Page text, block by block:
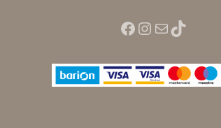
Facebook
Instagram
MailTikTok